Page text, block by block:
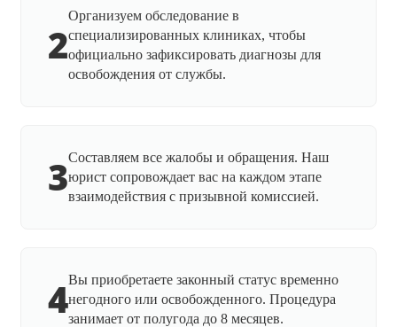
2
Организуем обследование в
специализированных клиниках, чтобы
официально зафиксировать диагнозы для
освобождения от службы.
3Составляем все жалобы и обращения. Наш
юрист сопровождает вас на каждом этапе
взаимодействия с призывной комиссией.
4Вы приобретаете законный статус временно
негодного или освобожденного. Процедура
занимает от полугода до 8 месяцев.